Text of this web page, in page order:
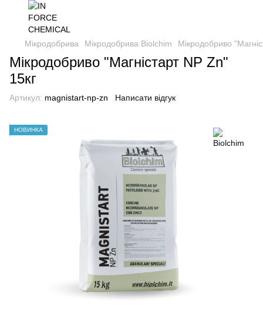
Мікродобрива Мікродобрива Biolchim Мікродобриво
Мікродобриво "Магністарт NP Zn"
15кг
Артикул: magnistart-np-zn Написати відгук
НОВИНКА